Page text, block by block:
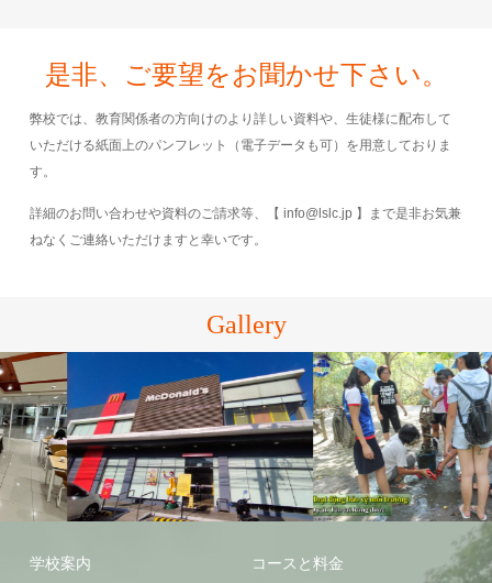
是非、ご要望をお聞かせ下さい。
弊校では、教育関係者の方向けのより詳しい資料や、生徒様に配布して
いただける紙面上のパンフレット（電子データも可）を用意しておりま
す。
詳細のお問い合わせや資料のご請求等、【 info@lslc.jp 】まで是非お気兼
ねなくご連絡いただけますと幸いです。
Gallery
バコロド バコロド
学校案内 コースと料金